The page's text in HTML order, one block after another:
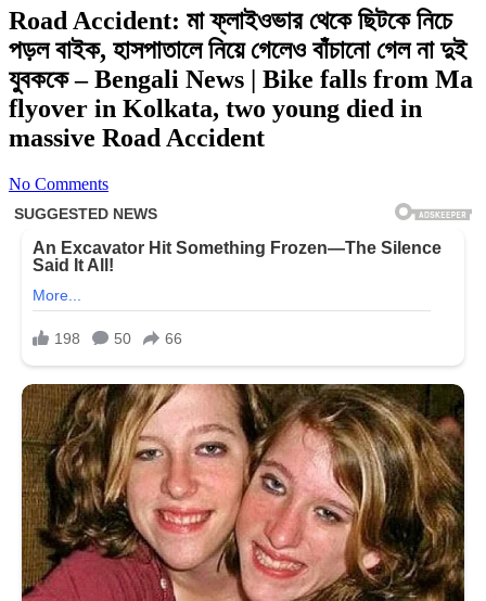
Road Accident: মা ফ্লাইওভার থেকে ছিটকে নিচে
পড়ল বাইক, হাসপাতালে নিয়ে গেলেও বাঁচানো গেল না দুই
যুবককে – Bengali News | Bike falls from Ma
flyover in Kolkata, two young died in
massive Road Accident
No Comments